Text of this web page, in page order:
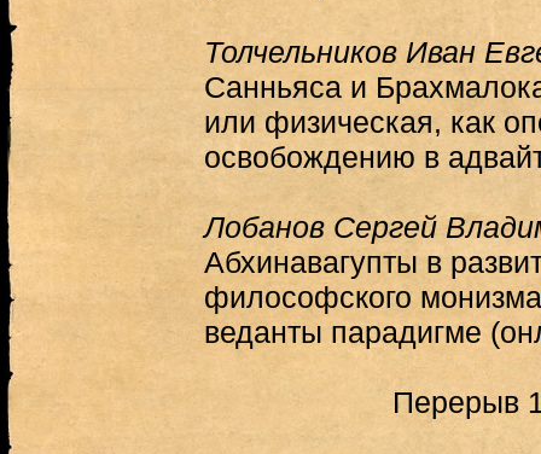
Толчельников Иван
Санньяса и
или физическая, как
освобождению в
Лобанов Сергей
Абхинавагупты в
философского
веданты парадигме
Перерыв